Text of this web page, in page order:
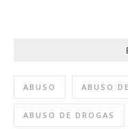
ABUSO ABUSO
ABUSO DE DROGAS